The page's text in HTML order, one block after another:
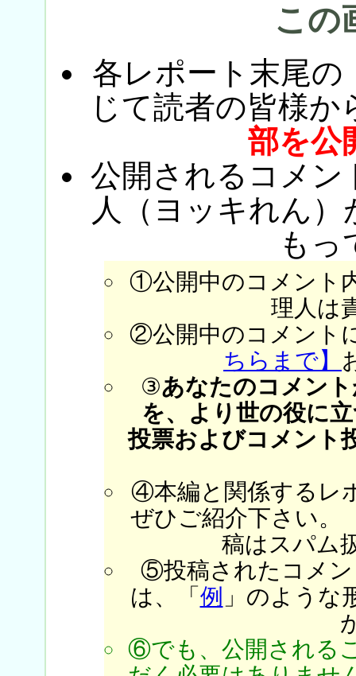
この
各レポート末尾の
じて読者の皆様か
部を公
公開されるコメン
人（ヨッキれん
もっ
①公開中のコメント
理人は
②公開中のコメント
ちらまで】
③あなたのコメン
を、より世の役に
投票およびコメント
④本編と関係するレ
ぜひご紹介下さい。
稿はスパム
⑤投稿されたコメン
は、「 例 」のような
⑥でも、公開される